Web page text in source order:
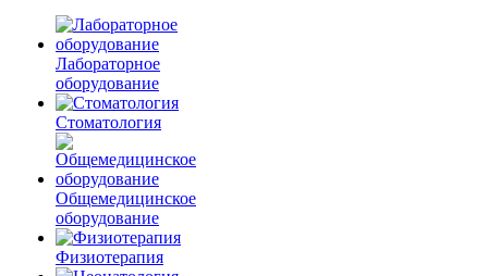
Лабораторное
оборудование
Стоматология
Общемедицинское
оборудование
Физиотерапия